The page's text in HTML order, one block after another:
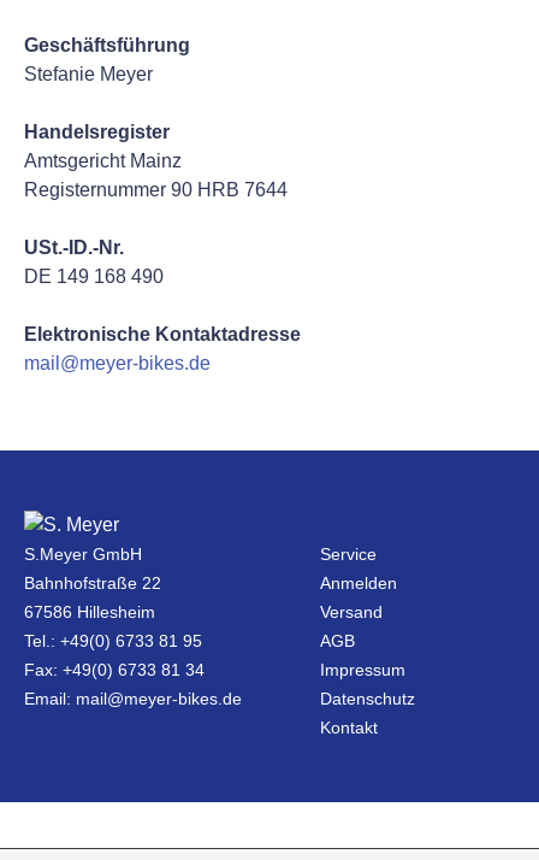
Geschäftsführung
Stefanie Meyer
Handelsregister
Amtsgericht Mainz
Registernummer 90 HRB 7644
USt.-ID.-Nr.
DE 149 168 490
Elektronische Kontaktadresse
mail@meyer-bikes.de
S.Meyer GmbH
Bahnhofstraße 22
67586 Hillesheim
Tel.: +49(0) 6733 81 95
Fax: +49(0) 6733 81 34
Email: mail@meyer-bikes.de
Service
Anmelden
Versand
AGB
Impressum
Datenschutz
Kontakt